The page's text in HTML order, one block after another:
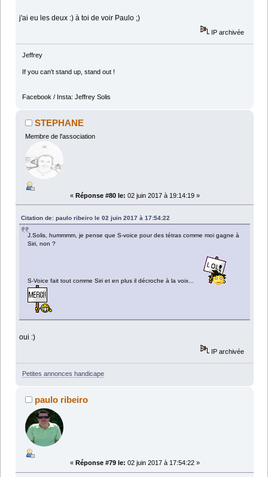
j'ai eu les deux :) à toi de voir Paulo ;)
IP archivée
Jeffrey
If you can't stand up, stand out !
Facebook / Insta: Jeffrey Solis
STEPHANE
Membre de l'association
« Réponse #80 le: 02 juin 2017 à 19:14:19 »
Citation de: paulo ribeiro le 02 juin 2017 à 17:54:22
J.Solis, hummmm, je pense que S-voice pour des tétras comme moi gagne à
Siri, non ?
S-Voice fait tout comme Siri et en plus il décroche à la voix...
oui :)
IP archivée
Petites annonces handicape
paulo ribeiro
« Réponse #79 le: 02 juin 2017 à 17:54:22 »